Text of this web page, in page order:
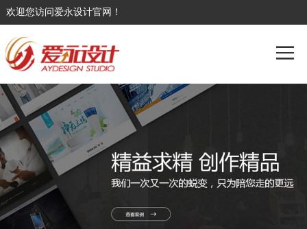
欢迎您访问爱永设计官网！